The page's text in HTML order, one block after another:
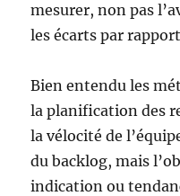
mesurer, non pas
les écarts par
Bien entendu les
la planification des
la vélocité de
du backlog, mais
indication ou